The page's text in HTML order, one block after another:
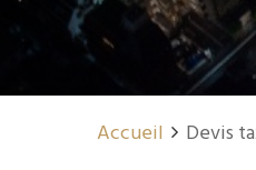
Accueil Devis